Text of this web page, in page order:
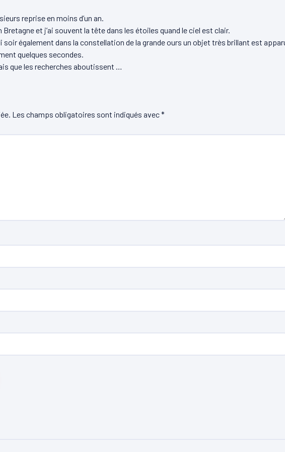
reprise en moins d’un an.
et j’ai souvent la tête dans les étoiles quand le ciel est clair.
soir également dans la constellation de la grande ours un objet très brillant est
quelques secondes.
que les recherches aboutissent …
Les champs obligatoires sont indiqués avec*